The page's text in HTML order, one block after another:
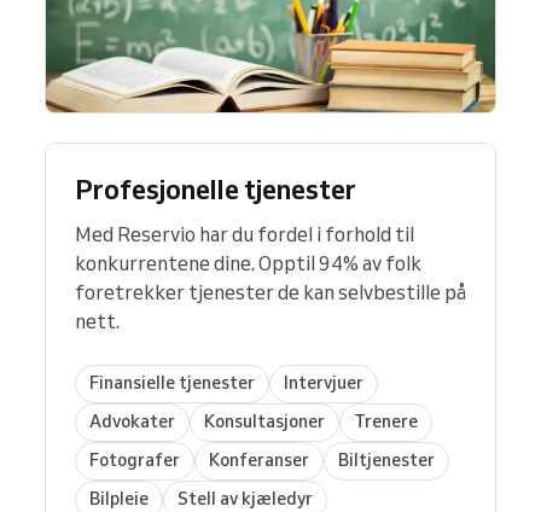
Profesjonelle tjenester
Med Reservio har du fordel i forhold til
konkurrentene dine. Opptil 94% av folk
foretrekker tjenester de kan selvbestille på
nett.
Finansielle tjenester
Intervjuer
Advokater
Konsultasjoner
Trenere
Fotografer
Konferanser
Biltjenester
Bilpleie
Stell av kjæledyr